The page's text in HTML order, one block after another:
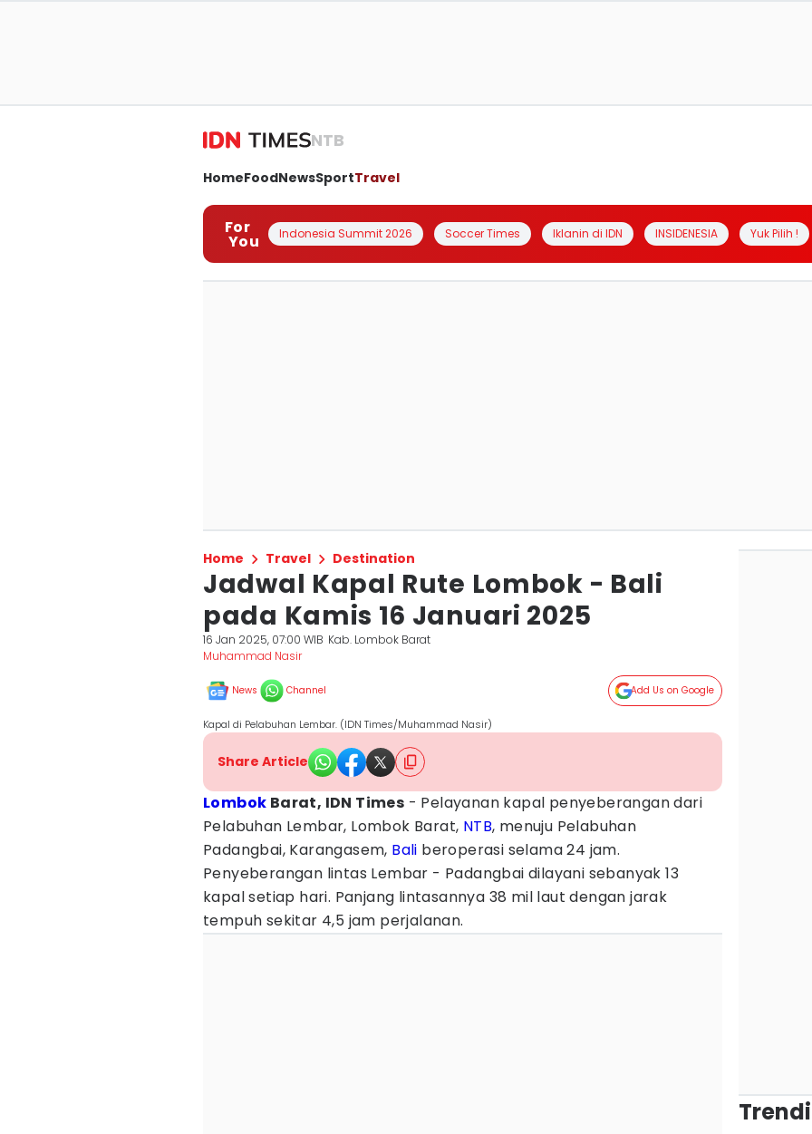
NTB
HomeFoodNewsSportTravel
For
You Indonesia Summit 2026 Soccer Times Iklanin di IDN INSIDENESIA Yuk Pilih !
Home Travel Destination
Jadwal Kapal Rute Lombok - Bali
pada Kamis 16 Januari 2025
16 Jan 2025, 07:00 WIB Kab. Lombok Barat
Muhammad Nasir
News Channel Add Us on Google
Kapal di Pelabuhan Lembar. (IDN Times/Muhammad Nasir)
Share Article
Lombok Barat, IDN Times - Pelayanan kapal penyeberangan dari
Pelabuhan Lembar, Lombok Barat, NTB, menuju Pelabuhan
Padangbai, Karangasem, Bali beroperasi selama 24 jam.
Penyeberangan lintas Lembar - Padangbai dilayani sebanyak 13
kapal setiap hari. Panjang lintasannya 38 mil laut dengan jarak
tempuh sekitar 4,5 jam perjalanan.